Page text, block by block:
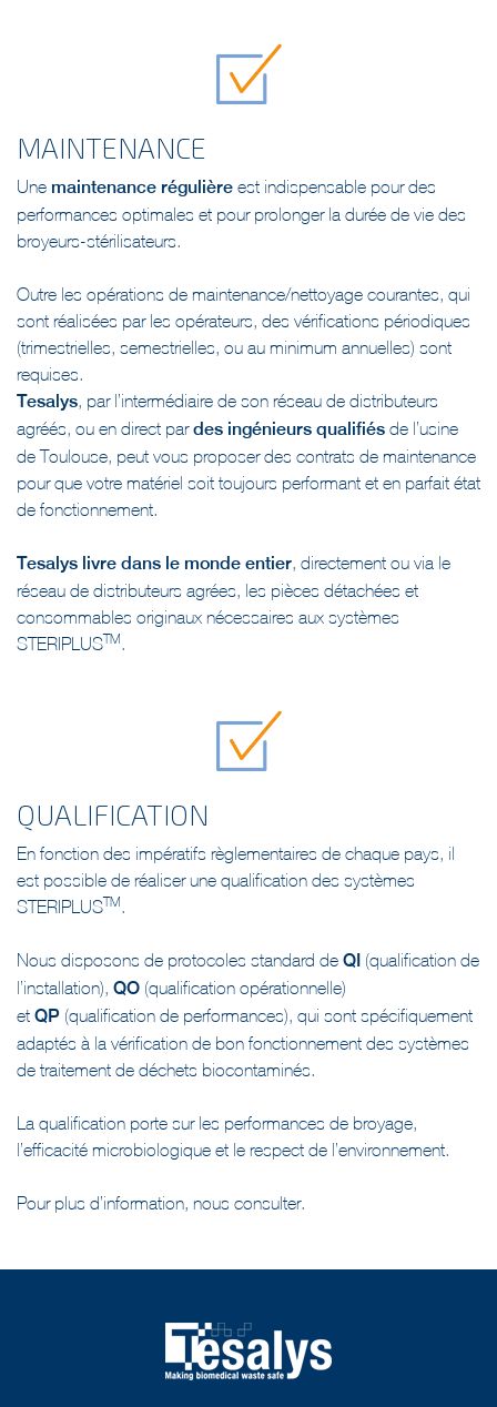
MAINTENANCE
Une maintenance régulière est indispensable pour des
performances optimales et pour prolonger la durée de vie des
broyeurs-stérilisateurs.
Outre les opérations de maintenance/nettoyage courantes, qui
sont réalisées par les opérateurs, des vérifications périodiques
(trimestrielles, semestrielles, ou au minimum annuelles) sont
requises.
Tesalys, par l’intermédiaire de son réseau de distributeurs
agréés, ou en direct pardes ingénieurs qualifiés de l’usine
de Toulouse, peut vous proposer des contrats de maintenance
pour que votre matériel soit toujours performant et en parfait état
de fonctionnement.
Tesalys livre dans le monde entier, directement ou via le
réseau de distributeurs agrées, les pièces détachées et
consommables originaux nécessaires aux systèmes
STERIPLUSTM.
QUALIFICATION
En fonction des impératifs règlementaires de chaque pays, il
est possible de réaliser une qualification des systèmes
STERIPLUSTM.
Nous disposons de protocoles standard de QI (qualification de
l’installation), QO (qualification opérationnelle)
et QP (qualification de performances), qui sont spécifiquement
adaptés à la vérification de bon fonctionnement des systèmes
de traitement de déchets biocontaminés.
La qualification porte sur les performances de broyage,
l’efficacité microbiologique et le respect de l’environnement.
Pour plus d’information, nous consulter.